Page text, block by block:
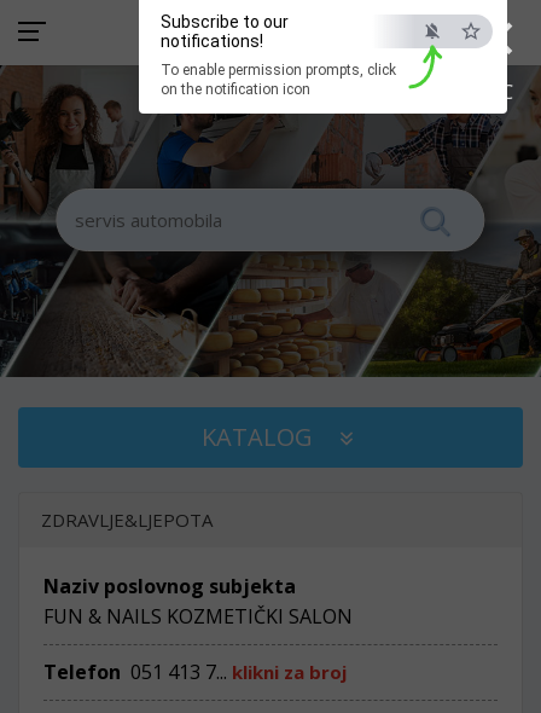
×
ESC
Subscribe to our
notifications!
To enable permission prompts, click
on the notification icon
KATALOG
ZDRAVLJE&LJEPOTA
Naziv poslovnog subjekta
FUN & NAILS KOZMETIČKI SALON
Telefon 051 413 7... klikni za broj